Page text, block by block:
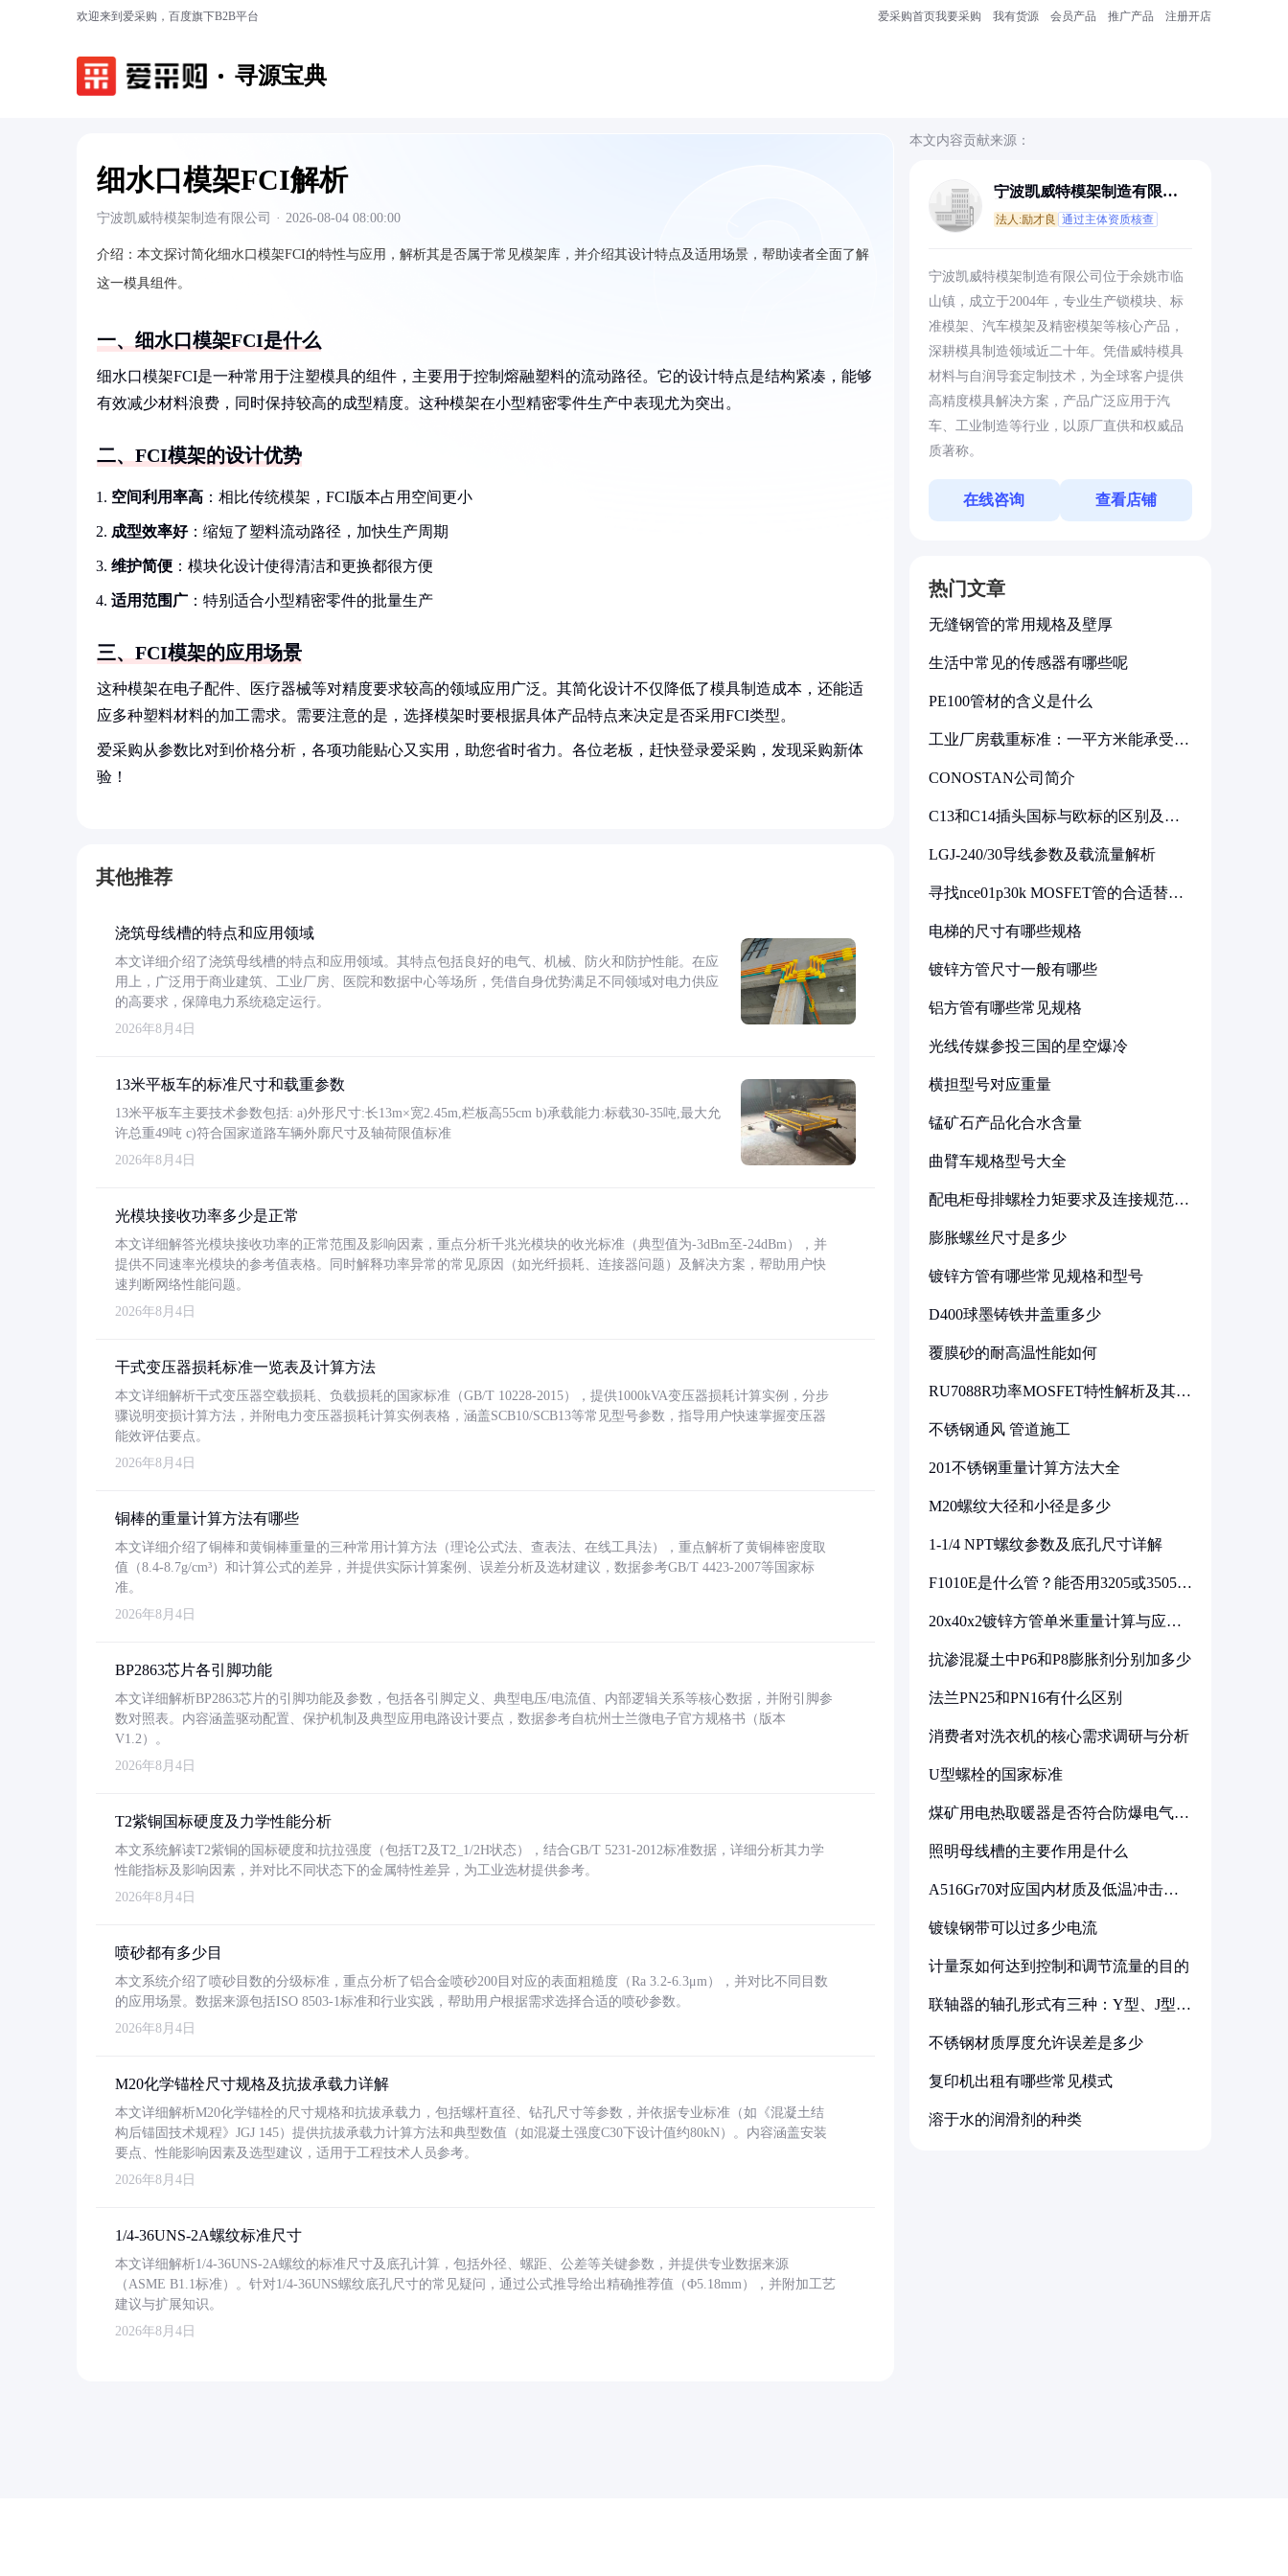
欢迎来到爱采购，百度旗下B2B平台 爱采购首页我要采购 我有货源 会员产品 推广产品 注册开店
寻源宝典
细水口模架FCI解析
宁波凯威特模架制造有限公司 · 2026-08-04 08:00:00
介绍： 本文探讨简化细水口模架FCI的特性与应用，解析其是否属于常见模架库，并介绍其设计特点及适用场景，帮助读者全面了解
这一模具组件。
一、细水口模架FCI是什么
细水口模架FCI是一种常用于注塑模具的组件，主要用于控制熔融塑料的流动路径。它的设计特点是结构紧凑，能够
有效减少材料浪费，同时保持较高的成型精度。这种模架在小型精密零件生产中表现尤为突出。
二、FCI模架的设计优势
空间利用率高 ：相比传统模架，FCI版本占用空间更小
成型效率好：缩短了塑料流动路径，加快生产周期
维护简便 ：模块化设计使得清洁和更换都很方便
适用范围广 ：特别适合小型精密零件的批量生产
三、FCI模架的应用场景
这种模架在电子配件、医疗器械等对精度要求较高的领域应用广泛。其简化设计不仅降低了模具制造成本，还能适
应多种塑料材料的加工需求。需要注意的是，选择模架时要根据具体产品特点来决定是否采用FCI类型。
爱采购从参数比对到价格分析，各项功能贴心又实用，助您省时省力。各位老板，赶快登录爱采购，发现采购新体
验！
其他推荐
浇筑母线槽的特点和应用领域
本文详细介绍了浇筑母线槽的特点和应用领域。其特点包括良好的电气、机械、防火和防护性能。在应
用上，广泛用于商业建筑、工业厂房、医院和数据中心等场所，凭借自身优势满足不同领域对电力供应
的高要求，保障电力系统稳定运行。
2026年8月4日
13米平板车的标准尺寸和载重参数
13米平板车主要技术参数包括: a)外形尺寸:长13m×宽2.45m,栏板高55cm b)承载能力:标载30-35吨,最大允
许总重49吨 c)符合国家道路车辆外廓尺寸及轴荷限值标准
2026年8月4日
光模块接收功率多少是正常
本文详细解答光模块接收功率的正常范围及影响因素，重点分析千兆光模块的收光标准（典型值为-3dBm至-24dBm），并
提供不同速率光模块的参考值表格。同时解释功率异常的常见原因（如光纤损耗、连接器问题）及解决方案，帮助用户快
速判断网络性能问题。
2026年8月4日
干式变压器损耗标准一览表及计算方法
本文详细解析干式变压器空载损耗、负载损耗的国家标准（GB/T 10228-2015），提供1000kVA变压器损耗计算实例，分步
骤说明变损计算方法，并附电力变压器损耗计算实例表格，涵盖SCB10/SCB13等常见型号参数，指导用户快速掌握变压器
能效评估要点。
2026年8月4日
铜棒的重量计算方法有哪些
本文详细介绍了铜棒和黄铜棒重量的三种常用计算方法（理论公式法、查表法、在线工具法），重点解析了黄铜棒密度取
值（8.4-8.7g/cm³）和计算公式的差异，并提供实际计算案例、误差分析及选材建议，数据参考GB/T 4423-2007等国家标
准。
2026年8月4日
BP2863芯片各引脚功能
本文详细解析BP2863芯片的引脚功能及参数，包括各引脚定义、典型电压/电流值、内部逻辑关系等核心数据，并附引脚参
数对照表。内容涵盖驱动配置、保护机制及典型应用电路设计要点，数据参考自杭州士兰微电子官方规格书（版本
V1.2）。
2026年8月4日
T2紫铜国标硬度及力学性能分析
本文系统解读T2紫铜的国标硬度和抗拉强度（包括T2及T2_1/2H状态），结合GB/T 5231-2012标准数据，详细分析其力学
性能指标及影响因素，并对比不同状态下的金属特性差异，为工业选材提供参考。
2026年8月4日
喷砂都有多少目
本文系统介绍了喷砂目数的分级标准，重点分析了铝合金喷砂200目对应的表面粗糙度（Ra 3.2-6.3μm），并对比不同目数
的应用场景。数据来源包括ISO 8503-1标准和行业实践，帮助用户根据需求选择合适的喷砂参数。
2026年8月4日
M20化学锚栓尺寸规格及抗拔承载力详解
本文详细解析M20化学锚栓的尺寸规格和抗拔承载力，包括螺杆直径、钻孔尺寸等参数，并依据专业标准（如《混凝土结
构后锚固技术规程》JGJ 145）提供抗拔承载力计算方法和典型数值（如混凝土强度C30下设计值约80kN）。内容涵盖安装
要点、性能影响因素及选型建议，适用于工程技术人员参考。
2026年8月4日
1/4-36UNS-2A螺纹标准尺寸
本文详细解析1/4-36UNS-2A螺纹的标准尺寸及底孔计算，包括外径、螺距、公差等关键参数，并提供专业数据来源
（ASME B1.1标准）。针对1/4-36UNS螺纹底孔尺寸的常见疑问，通过公式推导给出精确推荐值（Φ5.18mm），并附加工艺
建议与扩展知识。
2026年8月4日
本文内容贡献来源：
宁波凯威特模架制造有限公
法人:励才良 通过主体资质核查
宁波凯威特模架制造有限公司位于余姚市临
山镇，成立于2004年，专业生产锁模块、标
准模架、汽车模架及精密模架等核心产品，
深耕模具制造领域近二十年。凭借威特模具
材料与自润导套定制技术，为全球客户提供
高精度模具解决方案，产品广泛应用于汽
车、工业制造等行业，以原厂直供和权威品
质著称。
在线咨询 查看店铺
热门文章
无缝钢管的常用规格及壁厚
生活中常见的传感器有哪些呢
PE100管材的含义是什么
工业厂房载重标准：一平方米能承受多
CONOSTAN公司简介
C13和C14插头国标与欧标的区别及其
LGJ-240/30导线参数及载流量解析
寻找nce01p30k MOSFET管的合适替代
电梯的尺寸有哪些规格
镀锌方管尺寸一般有哪些
铝方管有哪些常见规格
光线传媒参投三国的星空爆冷
横担型号对应重量
锰矿石产品化合水含量
曲臂车规格型号大全
配电柜母排螺栓力矩要求及连接规范详
膨胀螺丝尺寸是多少
镀锌方管有哪些常见规格和型号
D400球墨铸铁井盖重多少
覆膜砂的耐高温性能如何
RU7088R功率MOSFET特性解析及其在
不锈钢通风 管道施工
201不锈钢重量计算方法大全
M20螺纹大径和小径是多少
1-1/4 NPT螺纹参数及底孔尺寸详解
F1010E是什么管？能否用3205或3505代
20x40x2镀锌方管单米重量计算与应用
抗渗混凝土中P6和P8膨胀剂分别加多少
法兰PN25和PN16有什么区别
消费者对洗衣机的核心需求调研与分析
U型螺栓的国家标准
煤矿用电热取暖器是否符合防爆电气设
照明母线槽的主要作用是什么
A516Gr70对应国内材质及低温冲击要
镀镍钢带可以过多少电流
计量泵如何达到控制和调节流量的目的
联轴器的轴孔形式有三种：Y型、J型、
不锈钢材质厚度允许误差是多少
复印机出租有哪些常见模式
溶于水的润滑剂的种类